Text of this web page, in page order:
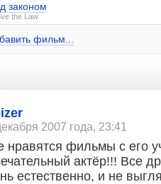
законом
the Law
фильм...
опасности
Ground
фильм...
2007 года, 23:41
нравятся фильмы с его
актёр!!! Все
естественно, и не